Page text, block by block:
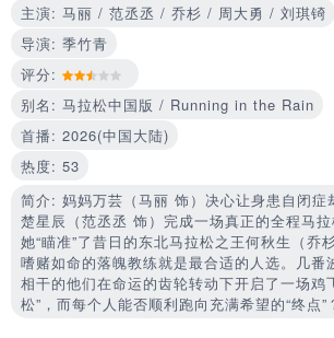
主演: 马丽 / 范丞丞 / 乔杉 / 周大勇 / 刘琪锜
导演: 季竹青
评分:
别名: 马拉松中国版 / Running in the Rain
首播: 2026(中国大陆)
热度: 53
简介: 妈妈万芸（马丽 饰）决心让身患自闭症
楚星辰（范丞丞 饰）完成一场真正的全程马
她“瞄准”了昔日的东北马拉松之王何秋生（乔
嗜赌如命的落魄教练就是最合适的人选。几番
相干的他们在命运的齿轮转动下开启了一场鸡
松”，而每个人能否顺利跑向充满希望的“终点”